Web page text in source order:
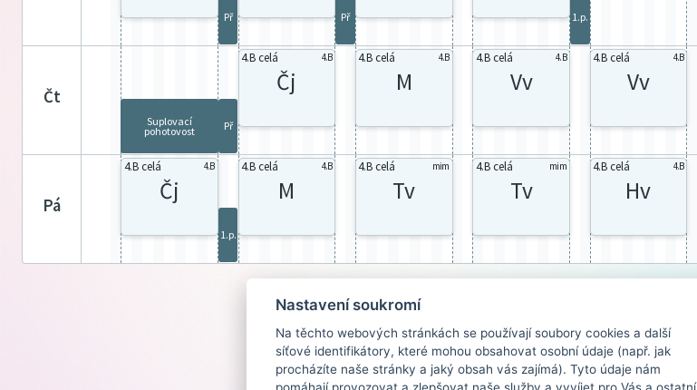
Př Př 1.p.
čt
4.B celá 4.B
Čj
4.B celá 4.B
M
4.B celá 4.B
Vv
4.B celá 4.B
Vv
Př
Suplovací
pohotovost
pá
4.B celá 4.B
Čj
4.B celá 4.B
M
4.B celá mim
Tv
4.B celá mim
Tv
4.B celá 4.B
Hv
1.p.
Nastavení soukromí
Na těchto webových stránkách se používají soubory cookies a další
síťové identifikátory, které mohou obsahovat osobní údaje (např. jak
procházíte naše stránky a jaký obsah vás zajímá). Tyto údaje nám